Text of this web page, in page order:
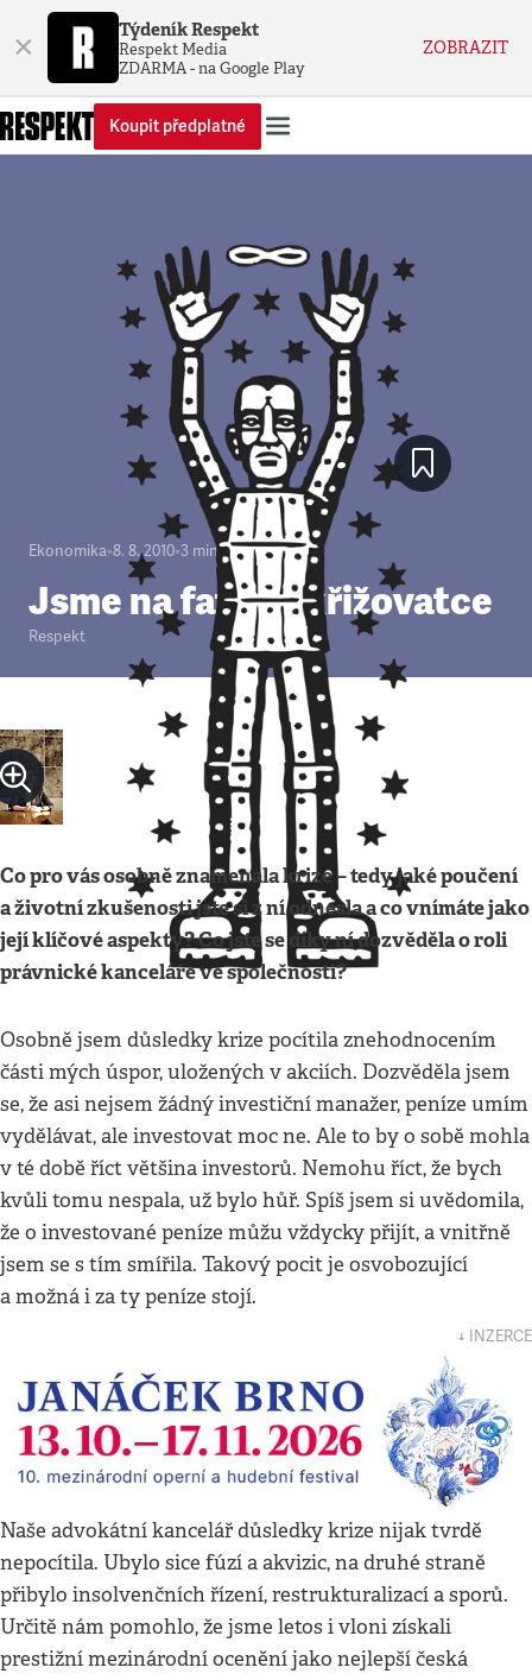
× Týdeník Respekt
Respekt Media
ZDARMA - na Google Play
ZOBRAZIT
Koupit předplatné
Ekonomika•8. 8. 2010•3 minuty
Jsme na fatální křižovatce
Respekt
Co pro vás osobně znamenala krize – tedy jaké poučení
a životní zkušenosti jste si z ní odnesla a co vnímáte jako
její klíčové aspekty? Co jste se díky ní dozvěděla o roli
právnické kanceláře ve společnosti?
Osobně jsem důsledky krize pocítila znehodnocením
části mých úspor, uložených v akciích. Dozvěděla jsem
se, že asi nejsem žádný investiční manažer, peníze umím
vydělávat, ale investovat moc ne. Ale to by o sobě mohla
v té době říct většina investorů. Nemohu říct, že bych
kvůli tomu nespala, už bylo hůř. Spíš jsem si uvědomila,
že o investované peníze můžu vždycky přijít, a vnitřně
jsem se s tím smířila. Takový pocit je osvobozující
a možná i za ty peníze stojí.
↓ INZERCE
Naše advokátní kancelář důsledky krize nijak tvrdě
nepocítila. Ubylo sice fúzí a akvizic, na druhé straně
přibylo insolvenčních řízení, restrukturalizací a sporů.
Určitě nám pomohlo, že jsme letos i vloni získali
prestižní mezinárodní ocenění jako nejlepší česká